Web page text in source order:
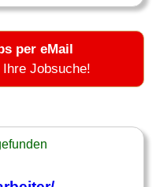
per eMail
Jobsuche!